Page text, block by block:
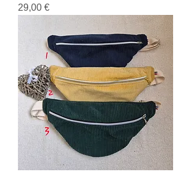
Prix
29,00 €